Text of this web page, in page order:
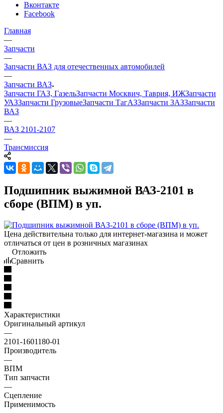
Вконтакте
Facebook
Главная
—
Запчасти
—
Запчасти ВАЗ для отечественных автомобилей
—
Запчасти ВАЗ
Запчасти ГАЗ, ГазельЗапчасти Москвич, Таврия, ИЖЗапчасти
УАЗЗапчасти ГрузовыеЗапчасти ТагАЗЗапчасти ЗАЗЗапчасти
ВАЗ
—
ВАЗ 2101-2107
—
Трансмиссия
Подшипник выжимной ВАЗ-2101 в
сборе (ВПМ) в уп.
Цена действительна только для интернет-магазина и может
отличаться от цен в розничных магазинах
Отложить
Сравнить
Характеристики
Оригинальный артикул
—
2101-1601180-01
Производитель
—
ВПМ
Тип запчасти
—
Сцепление
Применимость